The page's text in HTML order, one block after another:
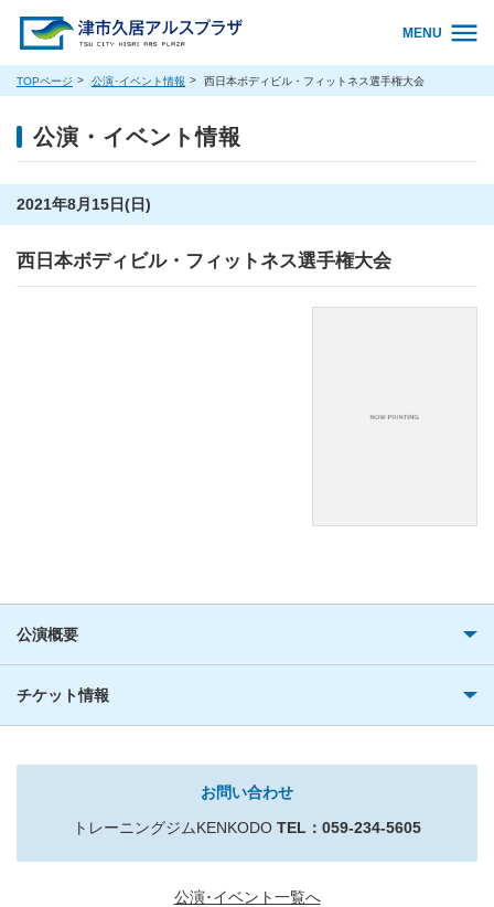
MENU
TOPページ 公演･イベント情報 西日本ボディビル・フィットネス選手権大会
公演・イベント情報
2021年8月15日(日)
西日本ボディビル・フィットネス選手権大会
公演概要
チケット情報
お問い合わせ
トレーニングジムKENKODO TEL：059-234-5605
公演･イベント一覧へ